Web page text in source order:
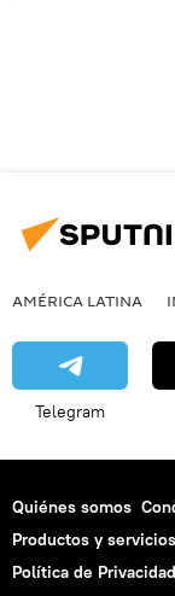
AMÉRICA LATINA
Telegram
Quiénes somos
Productos y servicios
Política de Privacidad